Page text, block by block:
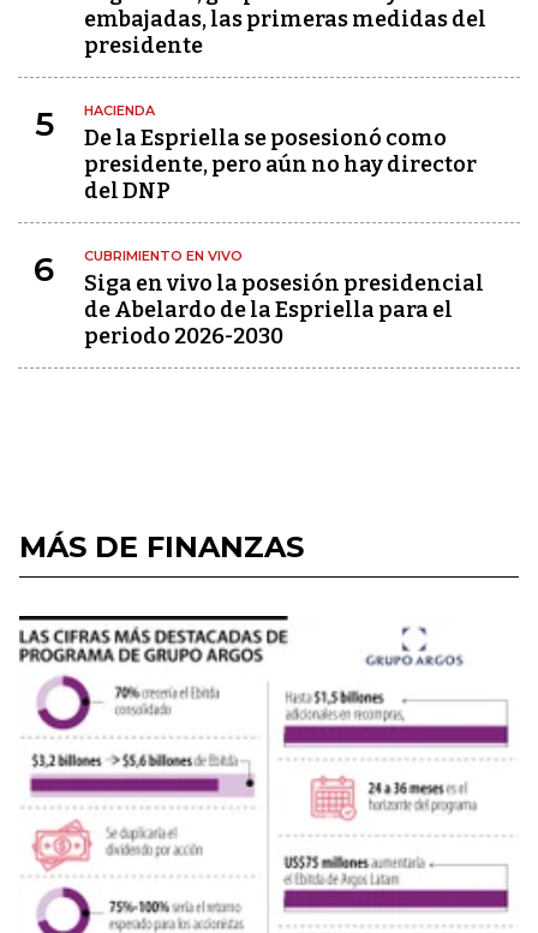
embajadas, las primeras medidas del
presidente
5 HACIENDA
De la Espriella se posesionó como
presidente, pero aún no hay director
del DNP
6 CUBRIMIENTO EN VIVO
Siga en vivo la posesión presidencial
de Abelardo de la Espriella para el
periodo 2026-2030
MÁS DE FINANZAS